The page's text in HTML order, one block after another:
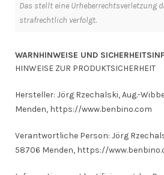
Das stellt eine Urheberrechtsverletzung
strafrechtlich verfolgt.
WARNHINWEISE UND
HINWEISE ZUR PRODUKTSICHERHEIT
Hersteller: Jörg Rzechalski, Aug.-
Menden, https://www.benbino.com
Verantwortliche Person: Jörg
58706 Menden, https://